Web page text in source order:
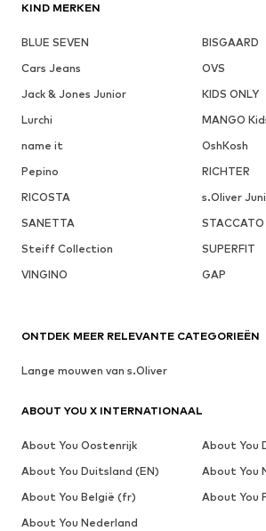
KIND MERKEN
BLUE SEVEN
BISGAARD
Cars Jeans
OVS
Jack & Jones Junior
KIDS ONLY
Lurchi
MANGO
name it
OshKosh
Pepino
RICHTER
RICOSTA
s.Oliver
SANETTA
STACCATO
Steiff Collection
SUPERFIT
VINGINO
GAP
ONTDEK MEER RELEVANTE CATEGORIEËN
Lange mouwen van s.Oliver
ABOUT YOU X INTERNATIONAAL
About You Oostenrijk
About You
About You Duitsland (EN)
About You
About You België (fr)
About You
About You Nederland